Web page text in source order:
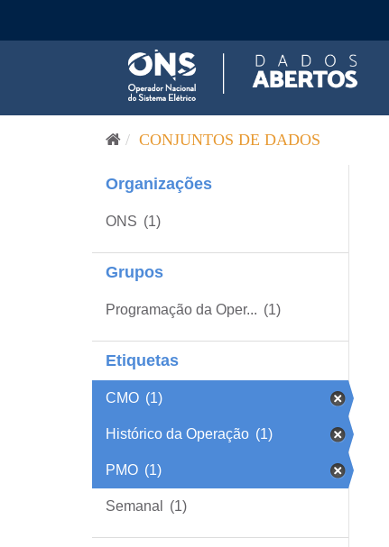
CONJUNTOS DE DADOS
Organizações
ONS (1)
Grupos
Programação da Oper... (1)
Etiquetas
CMO (1)
Histórico da Operação (1)
PMO (1)
Semanal (1)